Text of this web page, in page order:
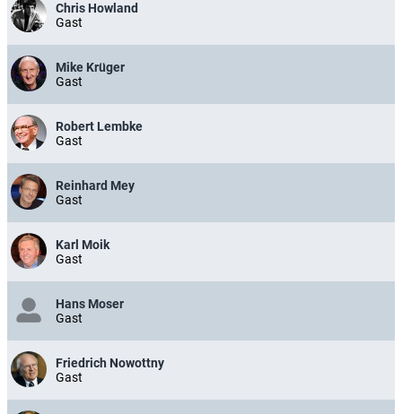
Chris Howland
Gast
Mike Krüger
Gast
Robert Lembke
Gast
Reinhard Mey
Gast
Karl Moik
Gast
Hans Moser
Gast
Friedrich Nowottny
Gast